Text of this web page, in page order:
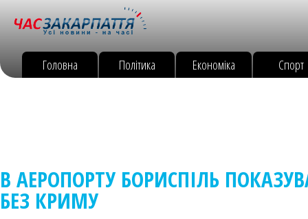
Головна Політика Економіка Спорт
В АЕРОПОРТУ БОРИСПІЛЬ
БЕЗ КРИМУ